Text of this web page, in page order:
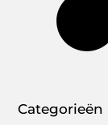
Categorieën